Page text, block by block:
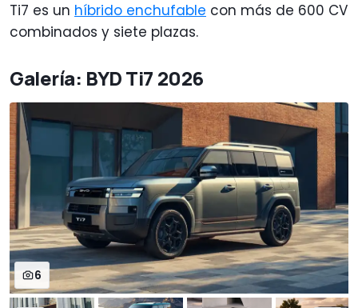
Ti7 es un híbrido enchufable con más de 600 CV
combinados y siete plazas.
Galería: BYD Ti7 2026
6